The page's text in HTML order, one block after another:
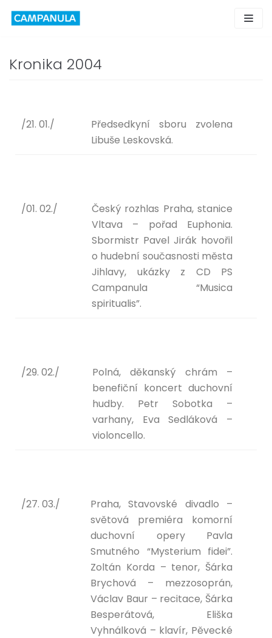
Skip
to
Kronika 2004
/21. 01./
Předsedkyní sboru zvolena
Libuše Leskovská.
/01. 02./
Český rozhlas Praha, stanice
Vltava – pořad Euphonia.
Sbormistr Pavel Jirák hovořil
o hudební současnosti města
Jihlavy, ukázky z CD PS
Campanula “Musica
spiritualis”.
/29. 02./
Polná, děkanský chrám –
benefiční koncert duchovní
hudby. Petr Sobotka –
varhany, Eva Sedláková –
violoncello.
/27. 03./
Praha, Stavovské divadlo –
světová premiéra komorní
duchovní opery Pavla
Smutného “Mysterium fidei”.
Zoltán Korda – tenor, Šárka
Brychová – mezzosoprán,
Václav Baur – recitace, Šárka
Besperátová, Eliška
Vyhnálková – klavír, Pěvecké